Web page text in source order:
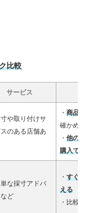
比較
サービス
寸や取り付けサ
のある店舗あ
・ 商品
確かめ
・ 他の
購入で
単な採寸アドバ
ど
・ すぐ
える
・比較